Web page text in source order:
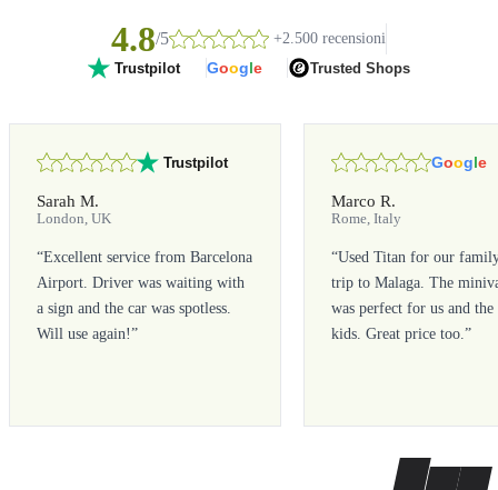
4.8/5 +2.500 recensioni
Trustpilot Google Trusted Shops
Trustpilot
Sarah M.
London, UK
“Excellent service from Barcelona
Airport. Driver was waiting with
a sign and the car was spotless.
Will use again!”
Google
Marco R.
Rome, Italy
“Used Titan for our
trip to Malaga. The
was perfect for us and the
kids. Great price too.”